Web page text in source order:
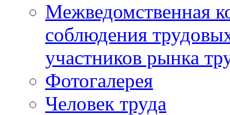
Межведомственная
соблюдения
участников рынка
Фотогалерея
Человек труда